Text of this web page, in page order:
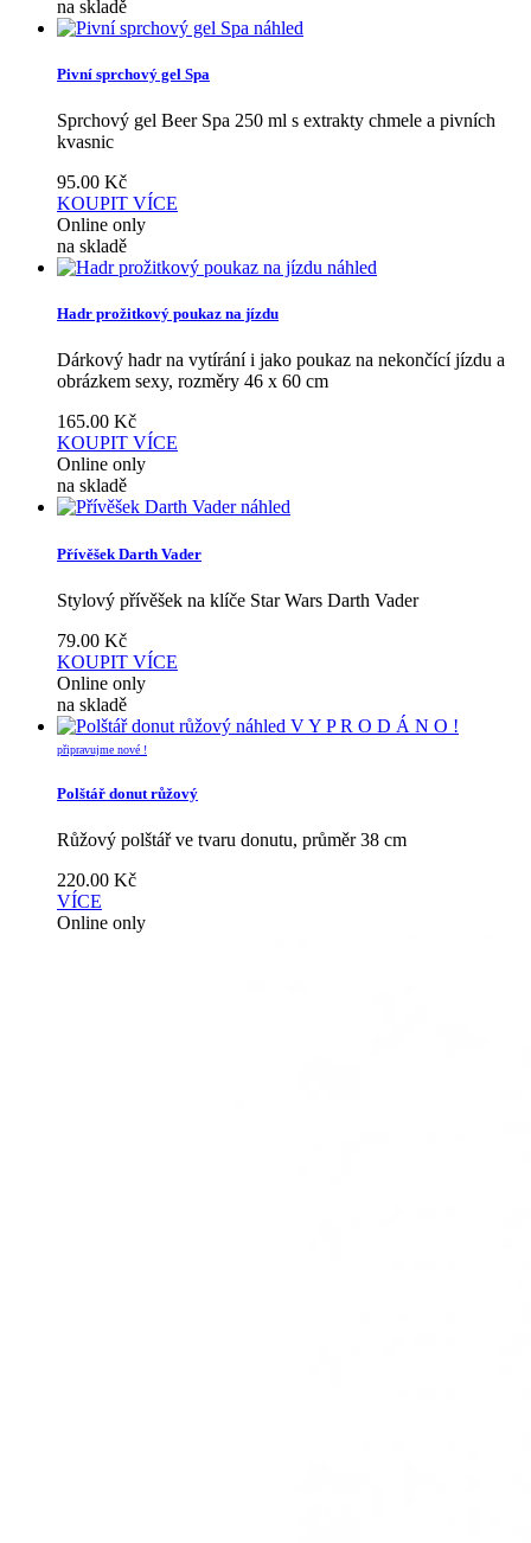
na skladě
náhled
Pivní sprchový gel Spa
Sprchový gel Beer Spa 250 ml s extrakty chmele a pivních
kvasnic
95.00 Kč
KOUPIT VÍCE
Online only
na skladě
náhled
Hadr prožitkový poukaz na jízdu
Dárkový hadr na vytírání i jako poukaz na nekončící jízdu a
obrázkem sexy, rozměry 46 x 60 cm
165.00 Kč
KOUPIT VÍCE
Online only
na skladě
náhled
Přívěšek Darth Vader
Stylový přívěšek na klíče Star Wars Darth Vader
79.00 Kč
KOUPIT VÍCE
Online only
na skladě
náhled V Y P R O D Á N O !
připravujme nové !
Polštář donut růžový
Růžový polštář ve tvaru donutu, průměr 38 cm
220.00 Kč
VÍCE
Online only